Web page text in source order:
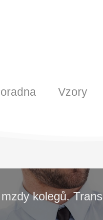
Vzory
kolegů.